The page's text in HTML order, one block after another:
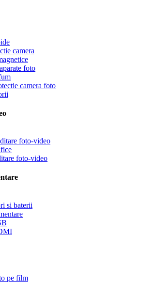
camera
foto
camera foto
foto-video
foto-video
si baterii
pe film